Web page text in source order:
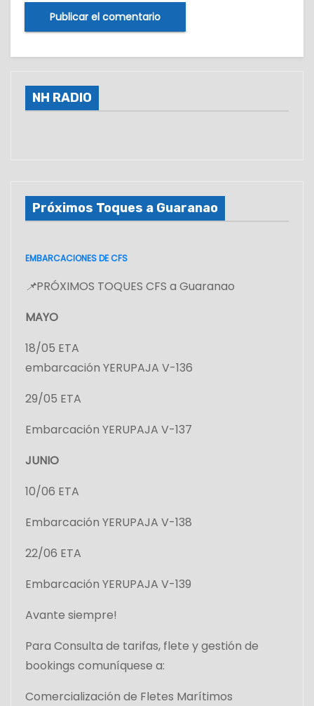
NH RADIO
Próximos Toques a Guaranao
EMBARCACIONES DE CFS
📌PRÓXIMOS TOQUES CFS a Guaranao
MAYO
18/05 ETA
embarcación YERUPAJA V-136
29/05 ETA
Embarcación YERUPAJA V-137
JUNIO
10/06 ETA
Embarcación YERUPAJA V-138
22/06 ETA
Embarcación YERUPAJA V-139
Avante siempre!
Para Consulta de tarifas, flete y gestión de
bookings comuníquese a:
Comercialización de Fletes Marítimos